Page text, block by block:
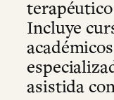
Incluye
asistida